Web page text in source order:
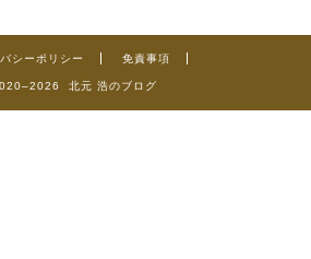
シーポリシー 免責事項
北元 浩のブログ